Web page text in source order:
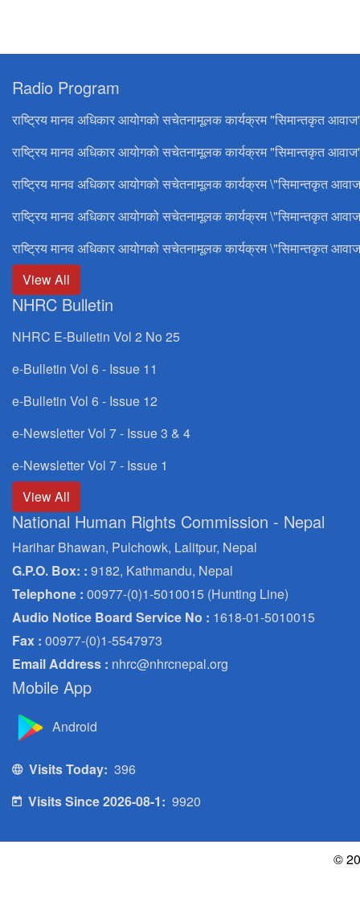
Radio Program
राष्ट्रिय मानव अधिकार आयोगको सचेतनामूलक कार्यक्रम "सिमान्तकृत
राष्ट्रिय मानव अधिकार आयोगको सचेतनामूलक कार्यक्रम "सिमान्तकृत
राष्ट्रिय मानव अधिकार आयोगको सचेतनामूलक कार्यक्रम \"सिमान्तकृत
राष्ट्रिय मानव अधिकार आयोगको सचेतनामूलक कार्यक्रम \"सिमान्तकृत
राष्ट्रिय मानव अधिकार आयोगको सचेतनामूलक कार्यक्रम \"सिमान्तकृत
View All
NHRC Bulletin
NHRC E-Bulletin Vol 2 No 25
e-Bulletin Vol 6 - Issue 11
e-Bulletin Vol 6 - Issue 12
e-Newsletter Vol 7 - Issue 3 & 4
e-Newsletter Vol 7 - Issue 1
View All
National Human Rights Commission - Nepal
Harihar Bhawan, Pulchowk, Lalitpur, Nepal
G.P.O. Box: : 9182, Kathmandu, Nepal
Telephone : 00977-(0)1-5010015 (Hunting Line)
Audio Notice Board Service No : 1618-01-5010015
Fax : 00977-(0)1-5547973
Email Address : nhrc@nhrcnepal.org
Mobile App
Android
Visits Today: 396
Visits Since 2026-08-1: 9920
©